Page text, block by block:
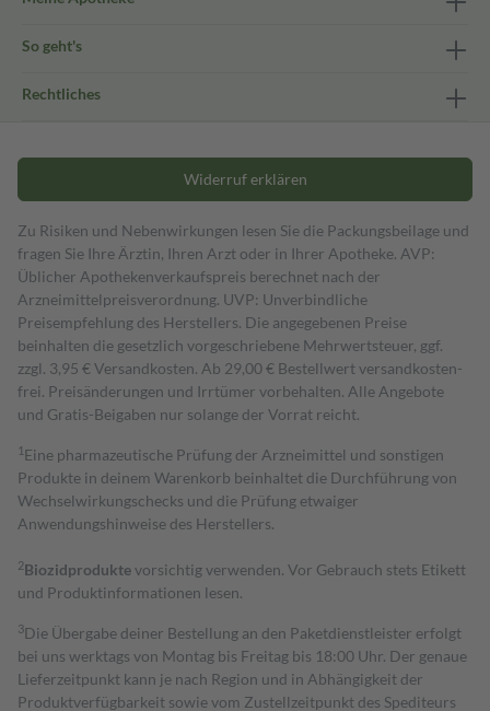
So geht's
Rechtliches
Widerruf erklären
Zu Risiken und Nebenwirkungen lesen Sie die Packungsbeilage und
fragen Sie Ihre Ärztin, Ihren Arzt oder in Ihrer Apotheke. AVP:
Üblicher Apothekenverkaufspreis berechnet nach der
Arzneimittelpreisverordnung. UVP: Unverbindliche
Preisempfehlung des Herstellers. Die angegebenen Preise
beinhalten die gesetzlich vorgeschriebene Mehrwertsteuer, ggf.
zzgl. 3,95 € Versandkosten. Ab 29,00 € Bestell­wert versand­kosten­
frei. Preisänderungen und Irrtümer vorbehalten. Alle Angebote
und Gratis-Beigaben nur solange der Vorrat reicht.
1 Eine pharmazeutische Prüfung der Arzneimittel und sonstigen
Produkte in deinem Warenkorb beinhaltet die Durchführung von
Wechselwirkungschecks und die Prüfung etwaiger
Anwendungshinweise des Herstellers.
2Biozidproduktevorsichtig verwenden. Vor Gebrauch stets Etikett
und Produktinformationen lesen.
3Die Übergabe deiner Bestellung an den Paketdienstleister erfolgt
bei uns werktags von Montag bis Freitag bis 18:00 Uhr. Der genaue
Lieferzeitpunkt kann je nach Region und in Abhängigkeit der
Produktverfügbarkeit sowie vom Zustellzeitpunkt des Spediteurs